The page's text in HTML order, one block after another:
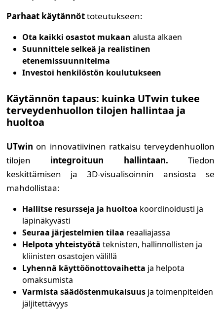
Parhaat käytännöttoteutukseen:
Ota kaikki osastot mukaan alusta alkaen
Suunnittele selkeä ja realistinen
etenemissuunnitelma
Investoi henkilöstön koulutukseen
Käytännön tapaus: kuinka UTwin tukee
terveydenhuollon tilojen hallintaa ja
huoltoa
UTwin on innovatiivinen ratkaisu terveydenhuollon
tilojen integroituun hallintaan. Tiedon
keskittämisen ja 3D-visualisoinnin ansiosta se
mahdollistaa:
Hallitse resursseja ja huoltoa koordinoidusti ja
läpinäkyvästi
Seuraa järjestelmien tilaa reaaliajassa
Helpota yhteistyötä teknisten, hallinnollisten ja
kliinisten osastojen välillä
Lyhennä käyttöönottovaihetta ja helpota
omaksumista
Varmista säädöstenmukaisuus ja toimenpiteiden
jäljitettävyys